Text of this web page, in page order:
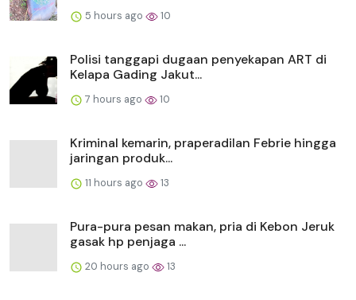
5 hours ago 10
Polisi tanggapi dugaan penyekapan ART di
Kelapa Gading Jakut...
7 hours ago 10
Kriminal kemarin, praperadilan Febrie hingga
jaringan produk...
11 hours ago 13
Pura-pura pesan makan, pria di Kebon Jeruk
gasak hp penjaga ...
20 hours ago 13